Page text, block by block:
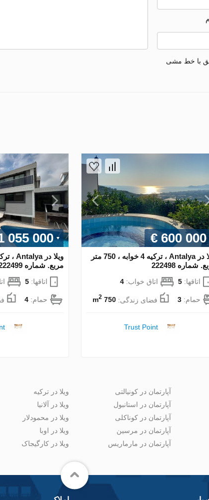
با خط مشی
€ 600 000
ویلا در Antalya ، ترکیه 4 خوابه ، 750 متر
شماره 222498
اتاقها: 5 اتاق خواب: 4
حمام: 3 فضای زندگی: 750 m
2
Trust Point
055 000
مربع. شماره 222499
اتاقها: 5
حمام: 4
آپارتمان در کونیالتی
آپارتمان در استانبول
آپارتمان در کوناکلی
آپارتمان در مرسین
آپارتمان در مارماریس
ویلا در ترکیه
ویلا در آلانیا
ویلا در محمودلار
ویلا در اوبا
ویلا در کارگیجاک